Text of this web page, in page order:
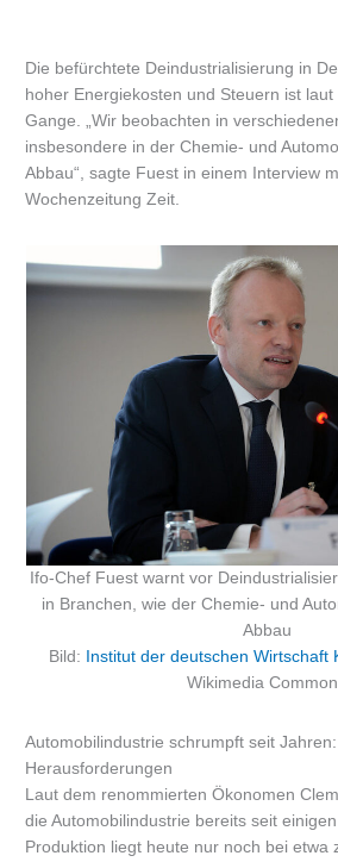
Die befürchtete Deindustrialisierung in
hoher Energiekosten und Steuern ist
Gange. „Wir beobachten in
insbesondere in der Chemie- und
Abbau“, sagte Fuest in einem Interview
Wochenzeitung Zeit.
Ifo-Chef Fuest warnt vor
in Branchen, wie der Chemie- und
Abbau
Bild:
Institut der deutschen Wirtschaft
Wikimedia
Automobilindustrie schrumpft seit
Herausforderungen
Laut dem renommierten Ökonomen
die Automobilindustrie bereits seit
Produktion liegt heute nur noch bei etwa